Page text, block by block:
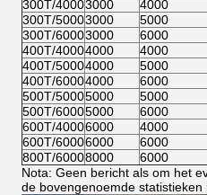
300T/40003000 4000
300T/50003000 5000
300T/60003000 6000
400T/40004000 4000
400T/50004000 5000
400T/60004000 6000
500T/50005000 5000
500T/60005000 6000
600T/40006000 4000
600T/60006000 6000
800T/60008000 6000
Nota: Geen bericht als om het
de bovengenoemde statistieken